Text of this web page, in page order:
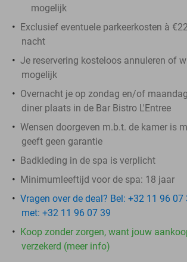
mogelijk
Exclusief eventuele parkeerkosten à
nacht
Je reservering kosteloos annuleren of
mogelijk
Overnacht je op zondag en/of
diner plaats in de Bar Bistro L'Entree
Wensen doorgeven m.b.t. de kamer is
geeft geen garantie
Badkleding in de spa is verplicht
Minimumleeftijd voor de spa: 18 jaar
Vragen over de deal? Bel: +32 11 96
met: +32 11 96 07 39
Koop zonder zorgen, want jouw
verzekerd (meer info)